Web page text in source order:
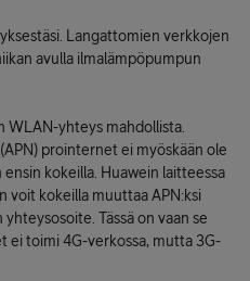
Langattomien verkkojen
avulla ilmalämpöpumpun
WLAN-yhteys mahdollista.
prointernet ei myöskään ole
kokeilla. Huawein laitteessa
voit kokeilla muuttaa APN:ksi
Tässä on vaan se
ei toimi 4G-verkossa, mutta 3G-